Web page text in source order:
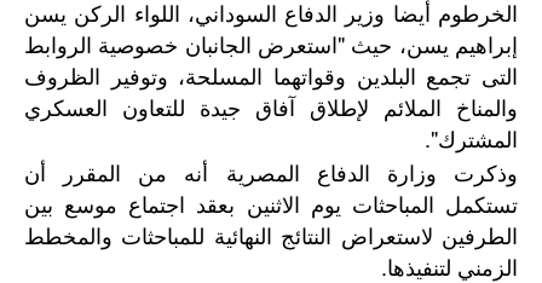
الخرطوم أيضا وزير الدفاع السوداني، اللواء الركن يسن
إبراهيم يسن، حيث "استعرض الجانبان خصوصية الروابط
التى تجمع البلدين وقواتهما المسلحة، وتوفير الظروف
والمناخ الملائم لإطلاق آفاق جيدة للتعاون العسكري
المشترك".
وذكرت وزارة الدفاع المصرية أنه من المقرر أن
تستكمل المباحثات يوم الاثنين بعقد اجتماع موسع بين
الطرفين لاستعراض النتائج النهائية للمباحثات والمخطط
الزمني لتنفيذها.